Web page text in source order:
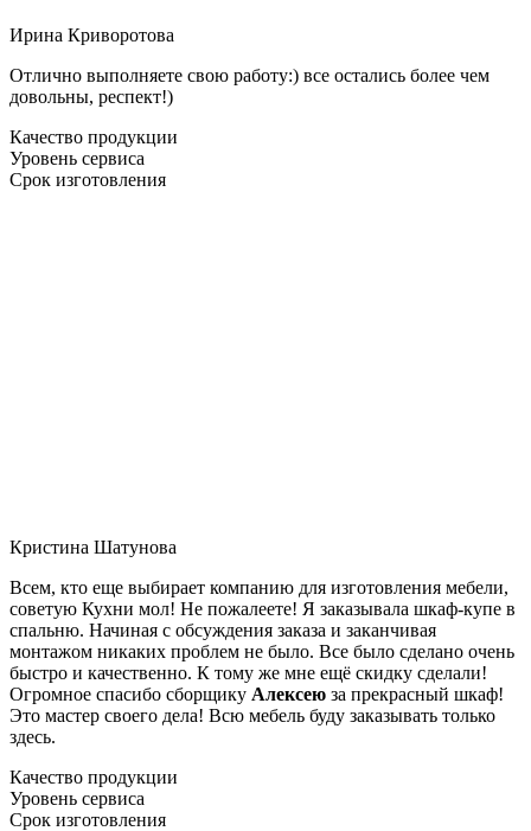
Ирина Криворотова
Отлично выполняете свою работу:) все остались более чем
довольны, респект!)
Качество продукции
Уровень сервиса
Срок изготовления
Кристина Шатунова
Всем, кто еще выбирает компанию для изготовления мебели,
советую Кухни мол! Не пожалеете! Я заказывала шкаф-купе в
спальню. Начиная с обсуждения заказа и заканчивая
монтажом никаких проблем не было. Все было сделано очень
быстро и качественно. К тому же мне ещё скидку сделали!
Огромное спасибо сборщику Алексею за прекрасный шкаф!
Это мастер своего дела! Всю мебель буду заказывать только
здесь.
Качество продукции
Уровень сервиса
Срок изготовления